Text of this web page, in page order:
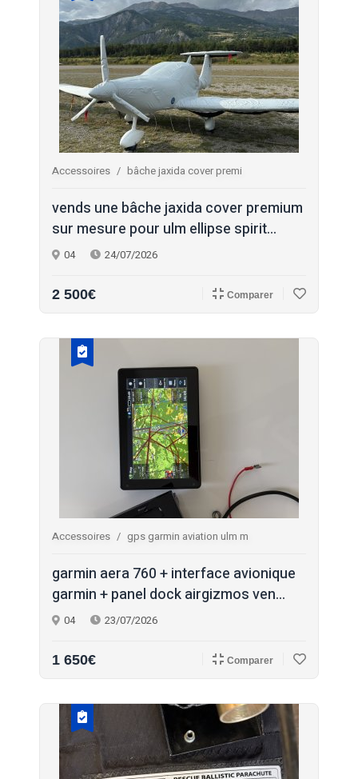
Accessoires bâche jaxida cover premi
vends une bâche jaxida cover premium
sur mesure pour ulm ellipse spirit...
04 24/07/2026
2 500€ Comparer
Accessoires gps garmin aviation ulm m
garmin aera 760 + interface avionique
garmin + panel dock airgizmos ven...
04 23/07/2026
1 650€ Comparer